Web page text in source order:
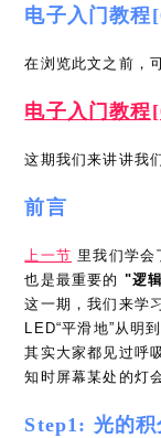
电子入门教
在浏览此文之前，
电子入门教
这期我们来讲讲
前言
上一节 里我们学会
也是最重要的 "逻
这一期，我们来学
LED“平滑地”从明
其实大家都见过呼
知时屏幕某处的灯
Step1: 光的